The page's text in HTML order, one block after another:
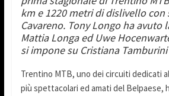
km e 1220 metri di dislivello con
Cavareno. Tony Longo ha avuto
Mattia Longa ed Uwe
si impone su Cristiana
Trentino MTB, uno dei circuiti dedicati
più spettacolari ed amati del Belpaese,